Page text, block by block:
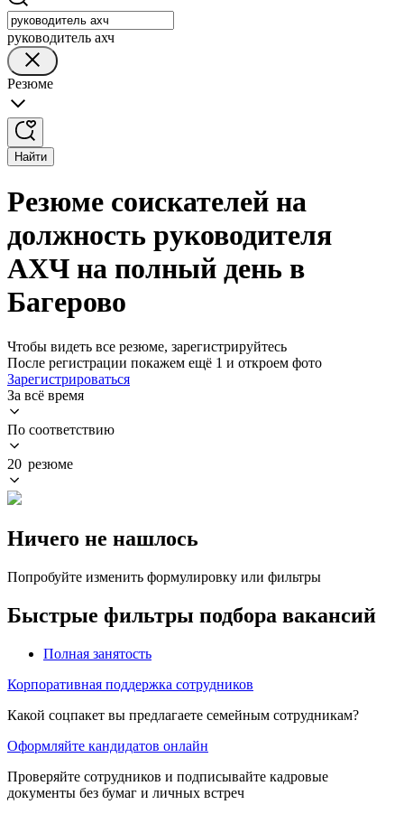
руководитель ахч
Резюме
Найти
Резюме соискателей на
должность руководителя
АХЧ на полный день в
Багерово
Чтобы видеть все резюме, зарегистрируйтесь
После регистрации покажем ещё 1 и откроем фото
Зарегистрироваться
За всё время
По соответствию
20 резюме
Ничего не нашлось
Попробуйте изменить формулировку или фильтры
Быстрые фильтры подбора вакансий
Полная занятость
Корпоративная поддержка сотрудников
Какой соцпакет вы предлагаете семейным сотрудникам?
Оформляйте кандидатов онлайн
Проверяйте сотрудников и подписывайте кадровые
документы без бумаг и личных встреч